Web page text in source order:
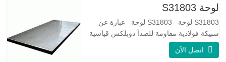
لوحة S31803
S31803 لوحة S31803 لوحة عبارة عن
سبيكة فولاذية مقاومة للصدأ دوبلكس قياسية
على الوجهين. لديها بنية مجهرية من
اتصل الآن